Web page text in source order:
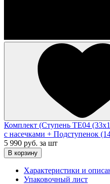
Комплект (Ступень TE04
с насечками + Подступенок
5 990 руб. за шт
В корзину
Характеристики и
Упаковочный лист